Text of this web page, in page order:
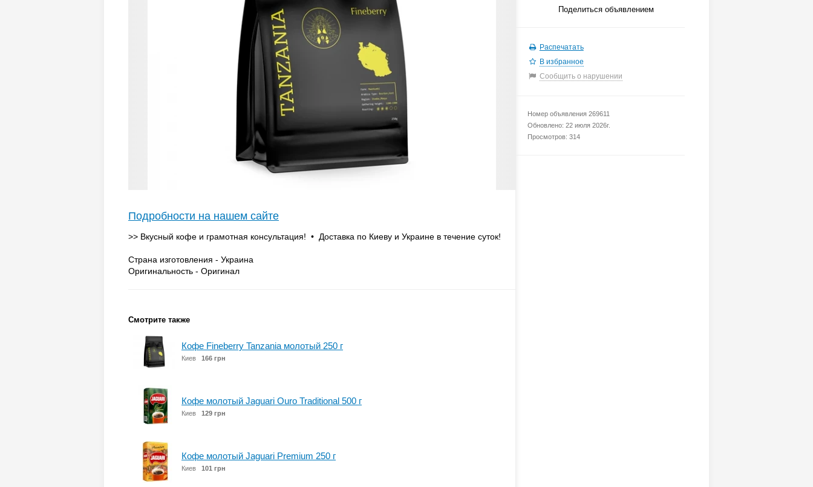
Подробности на нашем сайте
>> Вкусный кофе и грамотная консультация! • Доставка по Киеву и Украине в течение суток!
Страна изготовления - Украина
Оригинальность - Оригинал
Смотрите также
Кофе Fineberry Tanzania молотый 250 г
Киев 166 грн
Кофе молотый Jaguari Ouro Traditional 500 г
Киев 129 грн
Кофе молотый Jaguari Premium 250 г
Киев 101 грн
Поделиться объявлением
Распечатать
В избранное
Сообщить о нарушении
Номер объявления 269611
Обновлено: 22 июля 2026г.
Просмотров: 314